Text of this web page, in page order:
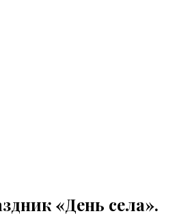
«День села».